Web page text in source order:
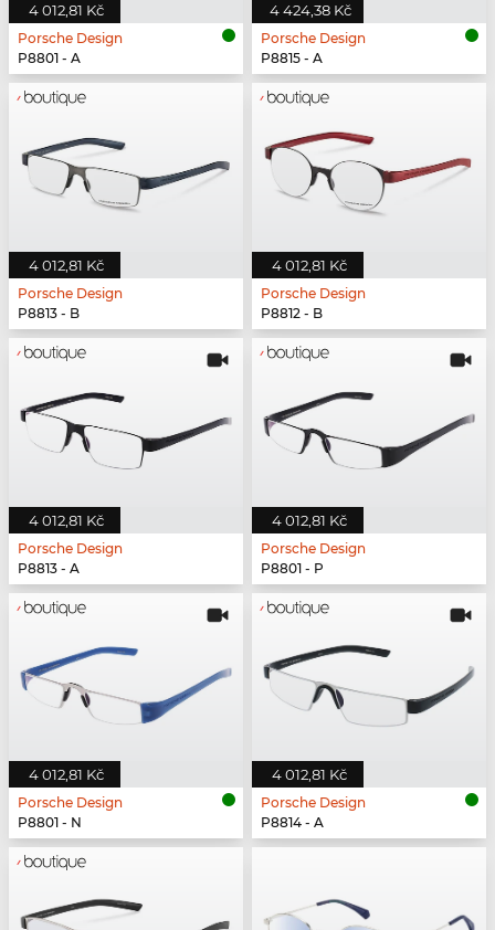
4 012,81 Kč
Porsche Design
P8801 - A
4 424,38 Kč
Porsche Design
P8815 - A
4 012,81 Kč
Porsche Design
P8813 - B
4 012,81 Kč
Porsche Design
P8812 - B
4 012,81 Kč
Porsche Design
P8813 - A
4 012,81 Kč
Porsche Design
P8801 - P
4 012,81 Kč
Porsche Design
P8801 - N
4 012,81 Kč
Porsche Design
P8814 - A